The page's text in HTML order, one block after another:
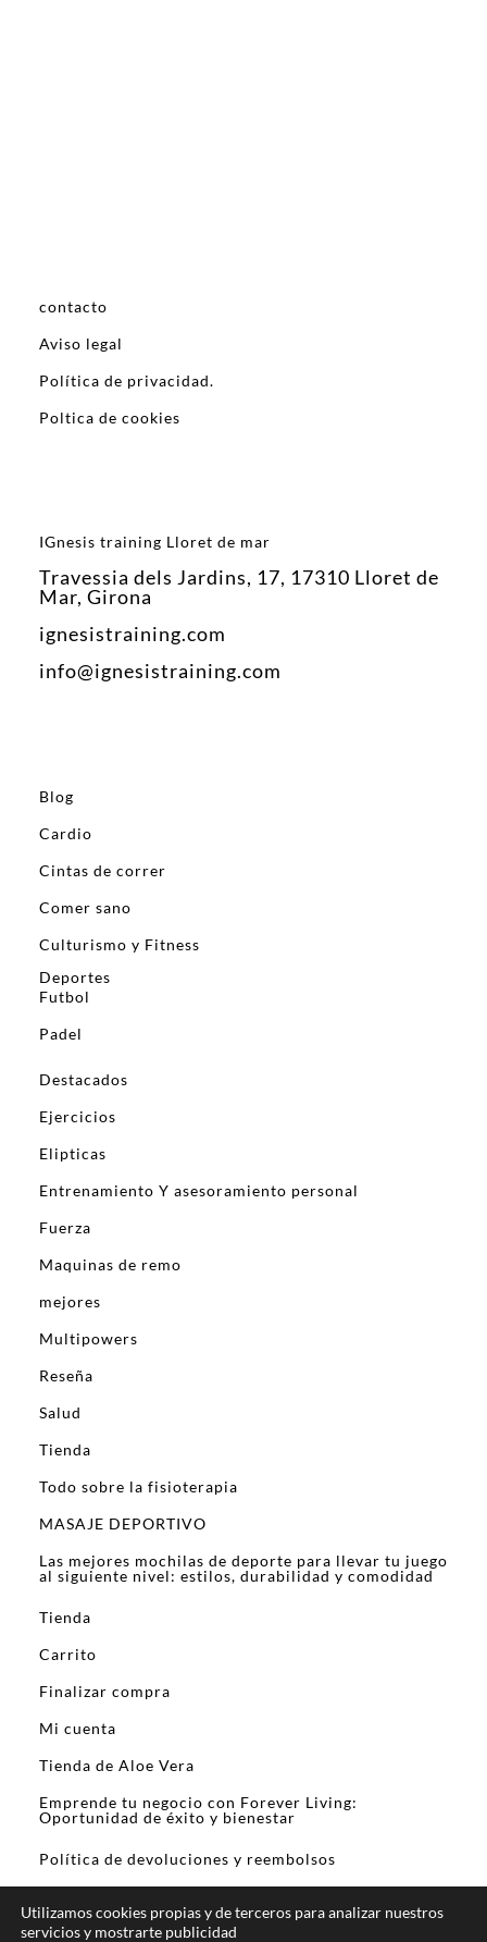
contacto
Aviso legal
Política de privacidad.
Poltica de cookies
IGnesis training Lloret de mar
Travessia dels Jardins, 17, 17310 Lloret de
Mar, Girona
ignesistraining.com
info@ignesistraining.com
Blog
Cardio
Cintas de correr
Comer sano
Culturismo y Fitness
Deportes
Futbol
Padel
Destacados
Ejercicios
Elipticas
Entrenamiento Y asesoramiento personal
Fuerza
Maquinas de remo
mejores
Multipowers
Reseña
Salud
Tienda
Todo sobre la fisioterapia
MASAJE DEPORTIVO
Las mejores mochilas de deporte para llevar tu juego
al siguiente nivel: estilos, durabilidad y comodidad
Tienda
Carrito
Finalizar compra
Mi cuenta
Tienda de Aloe Vera
Emprende tu negocio con Forever Living:
Oportunidad de éxito y bienestar
Política de devoluciones y reembolsos
Utilizamos cookies propias y de terceros para analizar nuestros
servicios y mostrarte publicidad